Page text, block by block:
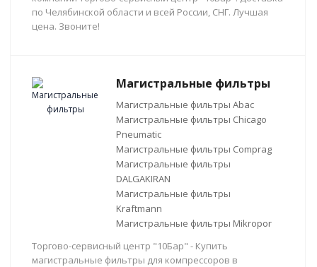
по Челябинской области и всей России, СНГ. Лучшая
цена. Звоните!
Магистральные фильтры
Магистральные фильтры Abac
Магистральные фильтры Chicago
Pneumatic
Магистральные фильтры Comprag
Магистральные фильтры
DALGAKIRAN
Магистральные фильтры
Kraftmann
Магистральные фильтры Mikropor
Торгово-сервисный центр "10Бар" - Купить
магистральные фильтры для компрессоров в